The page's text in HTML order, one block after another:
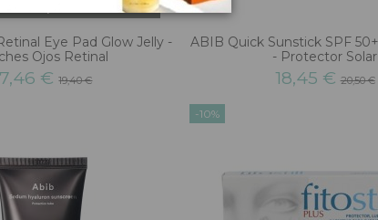
productos en stock
Eye Pad Glow Jelly -
Ojos Retinal
€19,40 €
ABIB Quick Sunstick SPF
- Protector Solar
18,45 €20,50 €
-10%